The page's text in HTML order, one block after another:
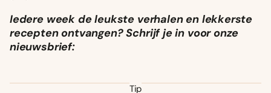
Iedere week de leukste verhalen en lekkerste
recepten ontvangen? Schrijf je in voor onze
nieuwsbrief:
Tip